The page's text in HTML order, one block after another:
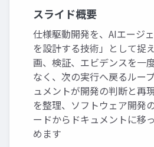
スライド概要
仕様駆動開発を、AIエージ
を設計する技術」として捉
画、検証、エビデンスを一
なく、次の実行へ戻るルー
ュメントが開発の判断と再
を整理、ソフトウェア開発
ードからドキュメントに移
めます